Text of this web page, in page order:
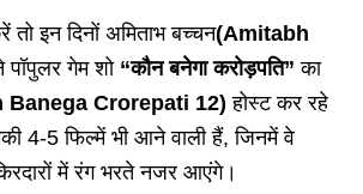
तो इन दिनों अमिताभ बच्चन(Amitabh
पॉपुलर गेम शो “कौन बनेगा करोड़पति” का
Banega Crorepati 12)होस्ट कर रहे
4-5 फिल्में भी आने वाली हैं, जिनमें वे
में रंग भरते नजर आएंगे।